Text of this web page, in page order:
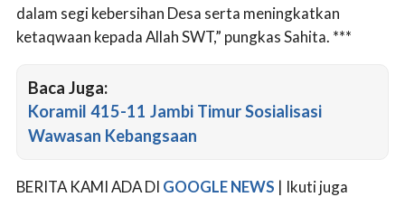
dalam segi kebersihan Desa serta meningkatkan
ketaqwaan kepada Allah SWT,” pungkas Sahita. ***
Baca Juga:
Koramil 415-11 Jambi Timur Sosialisasi
Wawasan Kebangsaan
BERITA KAMI ADA DI GOOGLE NEWS | Ikuti juga